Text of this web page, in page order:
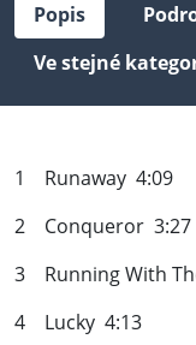
Popis
Ve stejné
1 Runaway 4:09
2 Conqueror 3:27
3 Running With
4 Lucky 4:13